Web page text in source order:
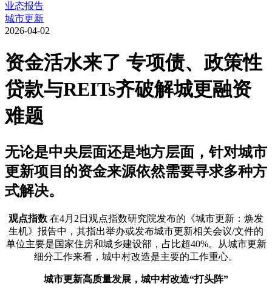
业态报告
城市更新
2026-04-02
资金活水来了 专项债、政策性
贷款与REITs齐破解城更融资
难题
无论是中央层面还是地方层面，针对城市
更新项目的资金来源依然需要寻求多种方
式解决。
观点指数 在4月2日观点指数研究院发布的《城市更新：焕发
生机》报告中，其指出举办或发布城市更新相关会议/文件的
单位主要是国家住房和城乡建设部，占比超40%。从城市更新
细分工作来看，城中村改造是主要的工作重心。
城市更新高质量发展，城中村改造“打头阵”